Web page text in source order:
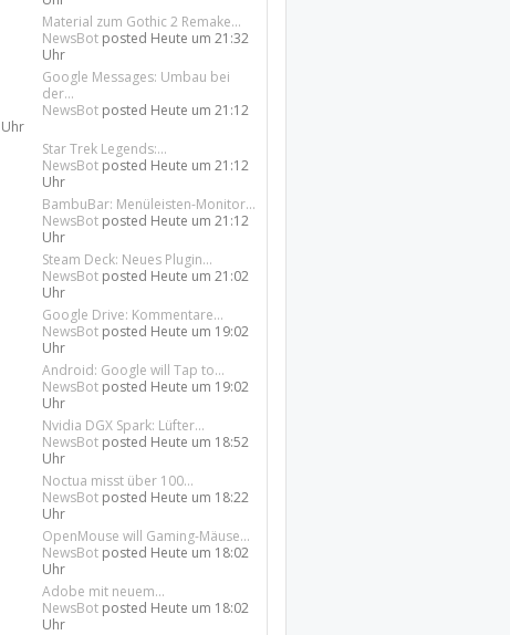
Material zum Gothic 2 Remake...
NewsBot posted Heute um 21:32
Uhr
Google Messages: Umbau bei
der...
NewsBot posted Heute um 21:12
Uhr
Star Trek Legends:...
NewsBot posted Heute um 21:12
Uhr
BambuBar: Menüleisten-Monitor...
NewsBot posted Heute um 21:12
Uhr
Steam Deck: Neues Plugin...
NewsBot posted Heute um 21:02
Uhr
Google Drive: Kommentare...
NewsBot posted Heute um 19:02
Uhr
Android: Google will Tap to...
NewsBot posted Heute um 19:02
Uhr
Nvidia DGX Spark: Lüfter...
NewsBot posted Heute um 18:52
Uhr
Noctua misst über 100...
NewsBot posted Heute um 18:22
Uhr
OpenMouse will Gaming-Mäuse...
NewsBot posted Heute um 18:02
Uhr
Adobe mit neuem...
NewsBot posted Heute um 18:02
Uhr